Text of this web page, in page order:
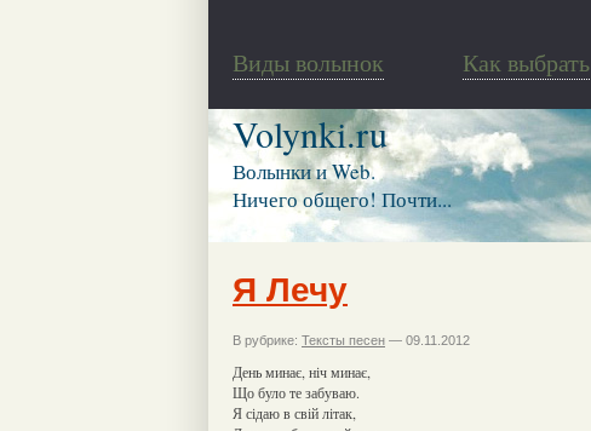
Виды волынок Как выбрать
Volynki.ru
Волынки и Web.
Ничего общего! Почти...
Я Лечу
В рубрике: Тексты песен — 09.11.2012
День минає, ніч минає,
Що було те забуваю.
Я сідаю в свій літак,